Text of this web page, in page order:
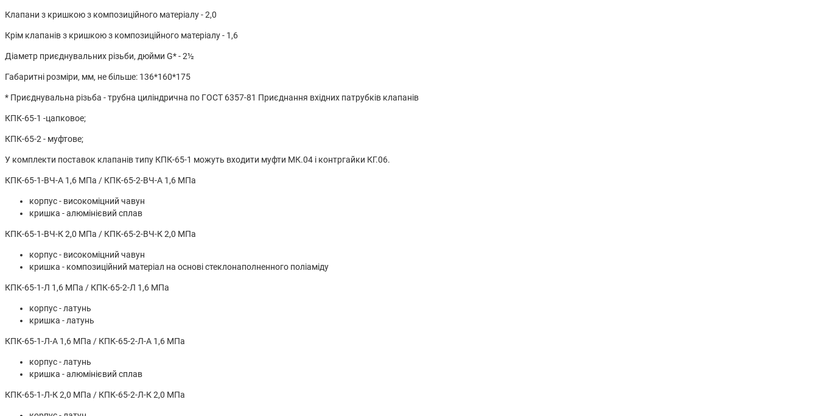
Клапани з кришкою з композиційного матеріалу - 2,0
Крім клапанів з кришкою з композиційного матеріалу - 1,6
Діаметр приєднувальних різьби, дюйми G* - 2½
Габаритні розміри, мм, не більше: 136*160*175
* Приєднувальна різьба - трубна циліндрична по ГОСТ 6357-81 Приєднання вхідних патрубків клапанів
КПК-65-1 -цапковое;
КПК-65-2 - муфтове;
У комплекти поставок клапанів типу КПК-65-1 можуть входити муфти МК.04 і контргайки КГ.06.
КПК-65-1-ВЧ-А 1,6 МПа / КПК-65-2-ВЧ-А 1,6 МПа
корпус - високоміцний чавун
кришка - алюмінієвий сплав
КПК-65-1-ВЧ-К 2,0 МПа / КПК-65-2-ВЧ-К 2,0 МПа
корпус - високоміцний чавун
кришка - композиційний матеріал на основі стеклонаполненного поліаміду
КПК-65-1-Л 1,6 МПа / КПК-65-2-Л 1,6 МПа
корпус - латунь
кришка - латунь
КПК-65-1-Л-А 1,6 МПа / КПК-65-2-Л-А 1,6 МПа
корпус - латунь
кришка - алюмінієвий сплав
КПК-65-1-Л-К 2,0 МПа / КПК-65-2-Л-К 2,0 МПа